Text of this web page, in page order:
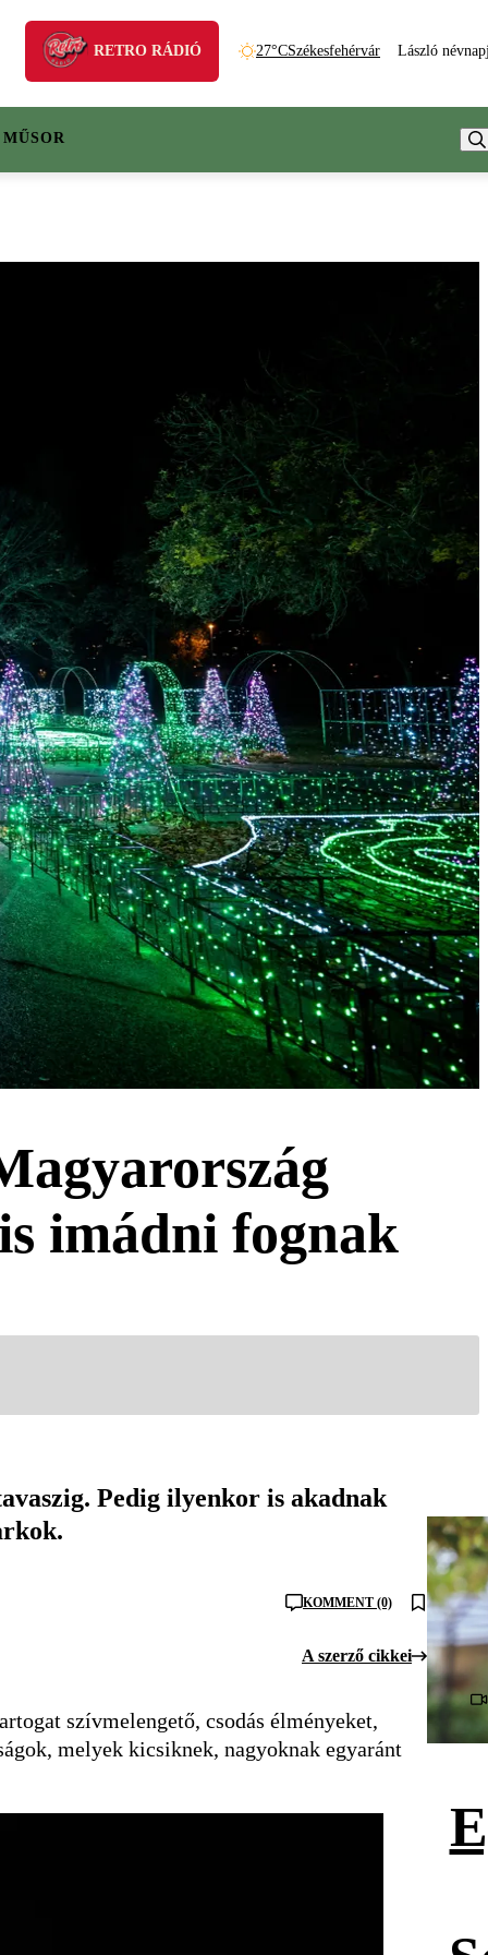
RETRO RÁDIÓ 27°CSzékesfehérvár László
imádni fognak
Pedig ilyenkor is akadnak
KOMMENT (0)
A szerző cikkei
szívmelengető, csodás élményeket,
melyek kicsiknek, nagyoknak egyaránt